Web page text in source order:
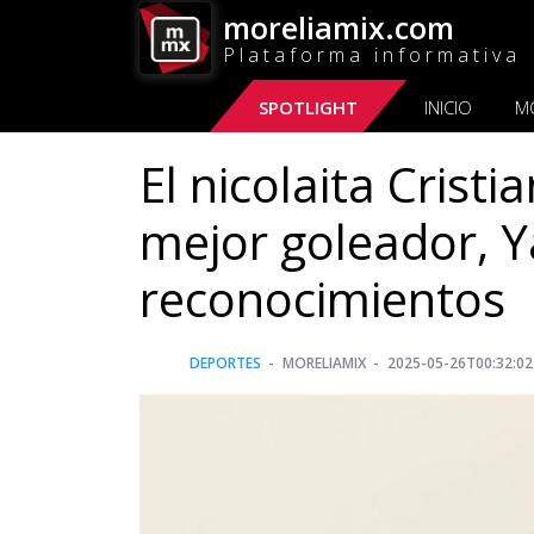
moreliamix.com
Plataforma informativa
SPOTLIGHT INICIO
El nicolaita
mejor goleador,
reconocimientos
DEPORTES MORELIAMIX 2025-05-